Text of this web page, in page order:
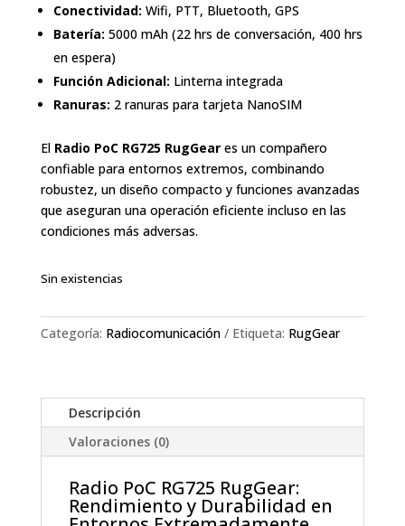
Conectividad: Wifi, PTT, Bluetooth, GPS
Batería: 5000 mAh (22 hrs de conversación, 400 hrs
en espera)
Función Adicional: Linterna integrada
Ranuras: 2 ranuras para tarjeta NanoSIM
El Radio PoC RG725 RugGeares un compañero
confiable para entornos extremos, combinando
robustez, un diseño compacto y funciones avanzadas
que aseguran una operación eficiente incluso en las
condiciones más adversas.
Sin existencias
Categoría: Radiocomunicación Etiqueta: RugGear
Descripción
Valoraciones (0)
Radio PoC RG725 RugGear:
Rendimiento y Durabilidad en